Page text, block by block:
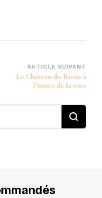
ARTICLE SUIVANT
Le Château du Rivau à
l’heure de la rose